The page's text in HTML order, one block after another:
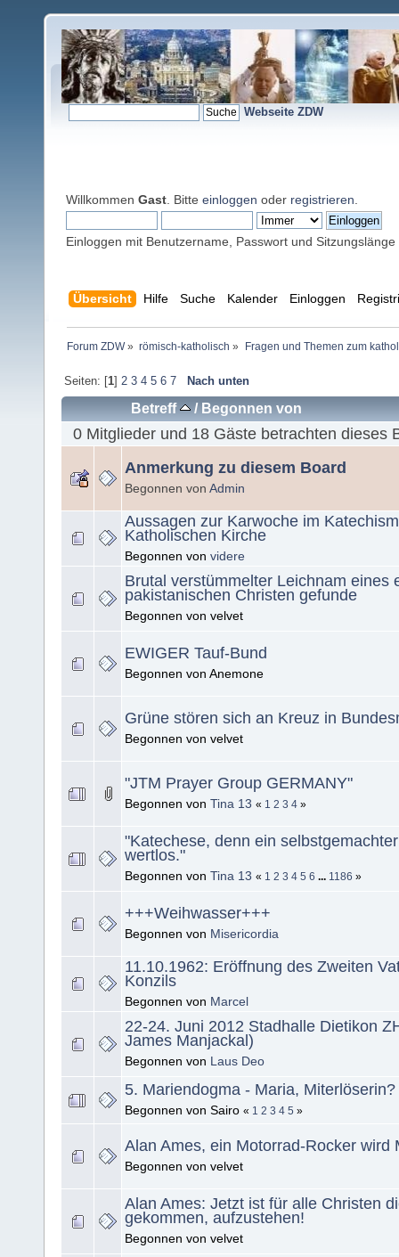
Webseite ZDW
Willkommen Gast . Bitte einloggen oder registrieren
Einloggen mit Benutzername, Passwort und Sitzungslänge
Übersicht Hilfe Suche Kalender Einloggen
Forum ZDW» römisch-katholisch » Fragen und Themen zum
Seiten: [1] 2 3 4 5 6 7 Nach unten
Betreff / Begonnen von
0 Mitglieder und 18 Gäste betrachten dieses
Anmerkung zu diesem Board
Begonnen von Admin
Aussagen zur Karwoche im
Katholischen Kirche
Begonnen von videre
Brutal verstümmelter Leichnam eines
pakistanischen Christen gefunde
Begonnen von velvet
EWIGER Tauf-Bund
Begonnen von Anemone
Grüne stören sich an Kreuz in
Begonnen von velvet
"JTM Prayer Group GERMANY"
Begonnen von Tina 13 « 1 2 3 4 »
"Katechese, denn ein
wertlos."
Begonnen von Tina 13 « 1 2 3 4 5 6 ... 1186 »
+++Weihwasser+++
Begonnen von Misericordia
11.10.1962: Eröffnung des Zweiten
Konzils
Begonnen von Marcel
22-24. Juni 2012 Stadhalle Dietikon
James Manjackal)
Begonnen von Laus Deo
5. Mariendogma - Maria, Miterlöserin?
Begonnen von Sairo « 1 2 3 4 5 »
Alan Ames, ein Motorrad-Rocker wird
Begonnen von velvet
Alan Ames: Jetzt ist für alle Christen
gekommen, aufzustehen!
Begonnen von velvet